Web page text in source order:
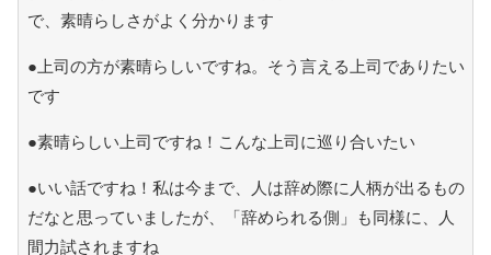
で、素晴らしさがよく分かります
●上司の方が素晴らしいですね。そう言える上司でありたい
です
●素晴らしい上司ですね！こんな上司に巡り合いたい
●いい話ですね！私は今まで、人は辞め際に人柄が出るもの
だなと思っていましたが、「辞められる側」も同様に、人
間力試されますね